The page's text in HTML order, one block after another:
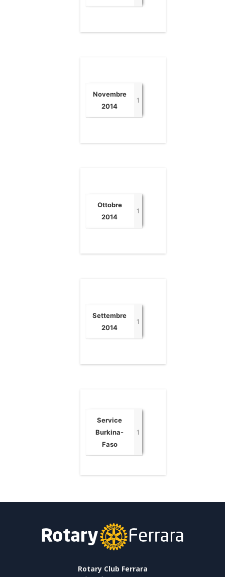
Novembre
2014
1
Ottobre
2014
1
Settembre
2014
1
Service
Burkina-
Faso
1
Rotary Club Ferrara